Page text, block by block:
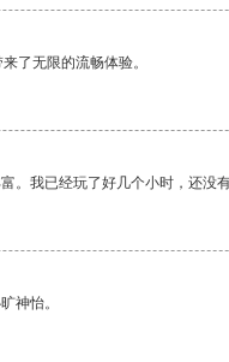
了无限的流畅体验。
。我已经玩了好几个小时，还没
神怡。